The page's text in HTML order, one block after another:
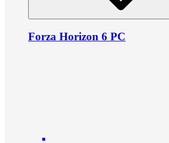
Forza Horizon 6 PC